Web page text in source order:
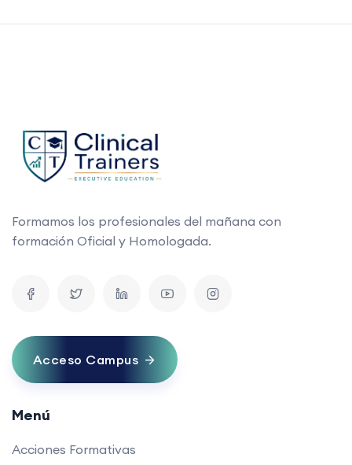
Formamos los profesionales del mañana con
formación Oficial y Homologada.
Acceso Campus
Menú
Acciones Formativas